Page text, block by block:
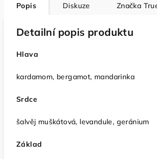
Popis Diskuze Značka
Detailní popis produktu
Hlava
kardamom, bergamot, mandarinka
Srdce
šalvěj muškátová, levandule, geránium
Základ